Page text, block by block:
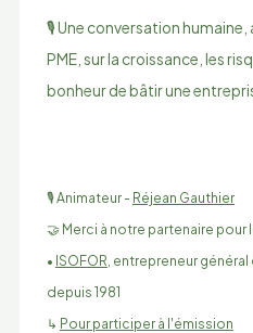
🎙️ Une conversation humaine,
PME, sur la croissance, les
bonheur de bâtir une
🎙️ Animateur - Réjean Gauthier
🤝 Merci à notre partenaire pour
• ISOFOR , entrepreneur
depuis 1981
↳ Pour participer à l'émission